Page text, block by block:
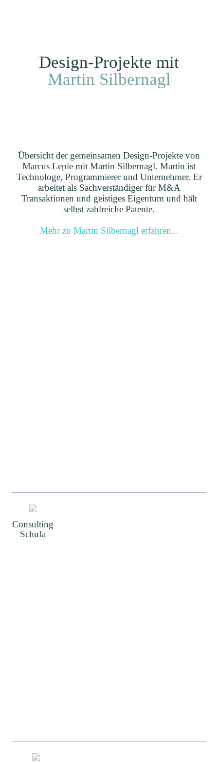
Design-Projekte mit
Martin Silbernagl
Übersicht der gemeinsamen Design-Projekte von
Marcus Lepie mit Martin Silbernagl. Martin ist
Technologe, Programmierer und Unternehmer. Er
arbeitet als Sachverständiger für M&A
Transaktionen und geistiges Eigentum und hält
selbst zahlreiche Patente.
Mehr zu Martin Silbernagl erfahren...
Consulting
Schufa